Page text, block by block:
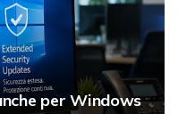
per Windows